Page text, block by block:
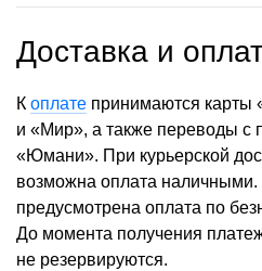
Доставка и
К оплате принимаются карты
и «Мир», а также переводы с
«Юмани». При курьерской
возможна оплата наличными.
предусмотрена оплата по
До момента получения
не резервируются.